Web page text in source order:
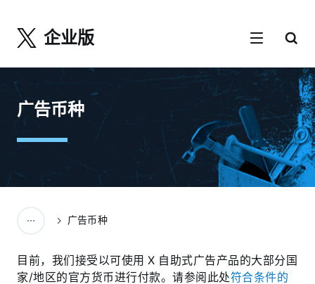
企业版
广告币种
广告币种
目前，我们接受以可使用 X 自助式广告产品的大部分国
家/地区的官方货币进行付款。请参阅此处符合条件的